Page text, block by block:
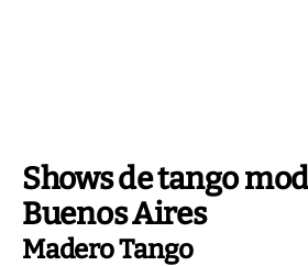
Shows de tango
Buenos Aires
Madero Tango